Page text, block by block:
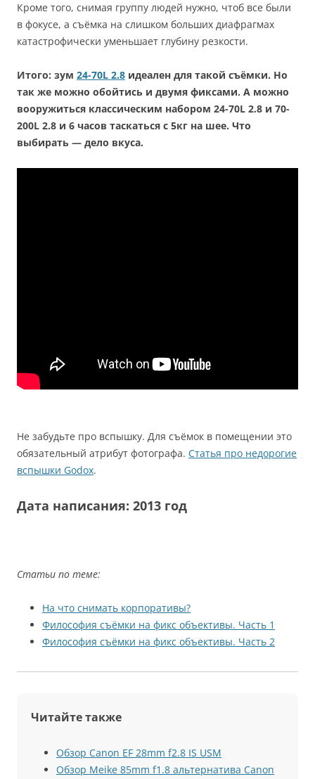
Кроме того, снимая группу людей нужно, чтоб все были
в фокусе, а съёмка на слишком больших диафрагмах
катастрофически уменьшает глубину резкости.
Итого: зум 24-70L 2.8 идеален для такой съёмки. Но
так же можно обойтись и двумя фиксами. А можно
вооружиться классическим набором 24-70L 2.8 и 70-
200L 2.8 и 6 часов таскаться с 5кг на шее. Что
выбирать — дело вкуса.
Не забудьте про вспышку. Для съёмок в помещении это
обязательный атрибут фотографа. Статья про недорогие
вспышки Godox.
Дата написания: 2013 год
Статьи по теме:
На что снимать корпоративы?
Философия съёмки на фикс объективы. Часть 1
Философия съёмки на фикс объективы. Часть 2
Читайте также
Обзор Canon EF 28mm f2.8 IS USM
Обзор Meike 85mm f1.8 альтернатива Canon